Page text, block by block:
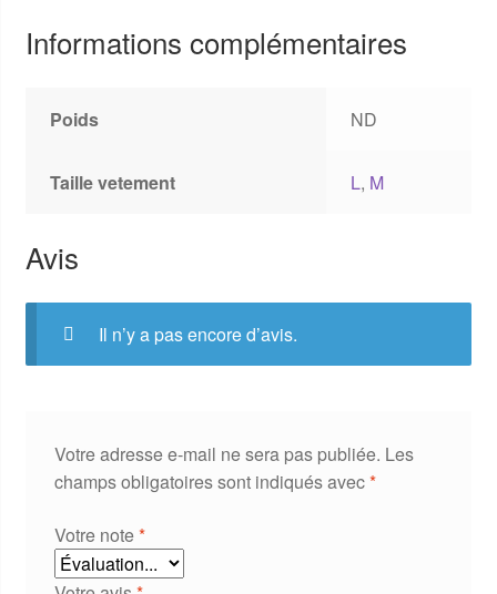
Informations complémentaires
Poids ND
Taille vetement L, M
Avis
Il n’y a pas encore d’avis.
Votre adresse e-mail ne sera pas publiée. Les
champs obligatoires sont indiqués avec*
Votre note*